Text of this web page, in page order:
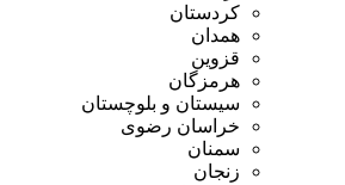
کردستان
همدان
قزوین
هرمزگان
سیستان و بلوچستان
خراسان رضوی
سمنان
زنجان